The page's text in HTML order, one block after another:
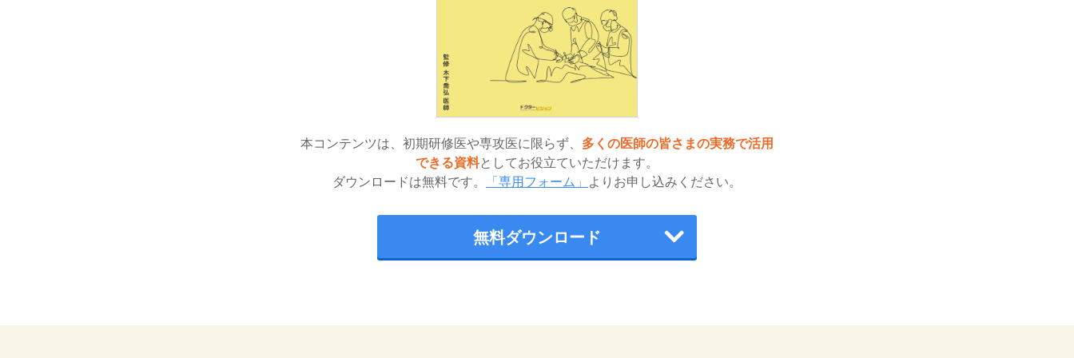
本コンテンツは、初期研修医や専攻医に限らず、 多くの医師の皆さまの実務で活用
できる資料としてお役立ていただけます。
ダウンロードは無料です。
「専用フォーム」 よりお申し込みください。
無料ダウンロード